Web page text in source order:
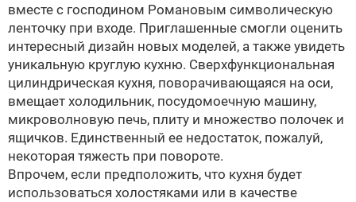
вместе с господином Романовым символическую
ленточку при входе. Приглашенные смогли оценить
интересный дизайн новых моделей, а также увидеть
уникальную круглую кухню. Сверхфункциональная
цилиндрическая кухня, поворачивающаяся на оси,
вмещает холодильник, посудомоечную машину,
микроволновую печь, плиту и множество полочек и
ящичков. Единственный ее недостаток, пожалуй,
некоторая тяжесть при повороте.
Впрочем, если предположить, что кухня будет
использоваться холостяками или в качестве